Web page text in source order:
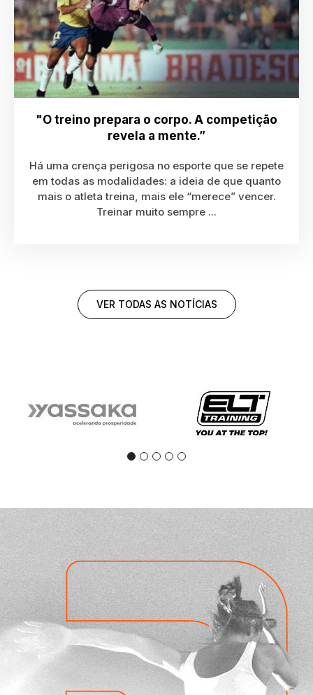
"O treino prepara o corpo. A competição
revela a mente.”
Há uma crença perigosa no esporte que se repete
em todas as modalidades: a ideia de que quanto
mais o atleta treina, mais ele “merece” vencer.
Treinar muito sempre ...
VER TODAS AS NOTÍCIAS